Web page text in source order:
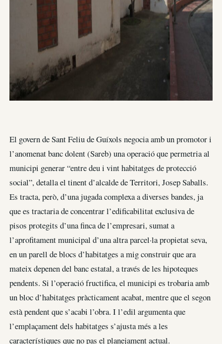
El govern de Sant Feliu de Guíxols negocia amb un promotor i
l’anomenat banc dolent (Sareb) una operació que permetria al
municipi generar “entre deu i vint habitatges de protecció
social”, detalla el tinent d’alcalde de Territori, Josep Saballs.
Es tracta, però, d’una jugada complexa a diverses bandes, ja
que es tractaria de concentrar l’edificabilitat exclusiva de
pisos protegits d’una finca de l’empresari, sumat a
l’aprofitament municipal d’una altra parcel·la propietat seva,
en un parell de blocs d’habitatges a mig construir que ara
mateix depenen del banc estatal, a través de les hipoteques
pendents. Si l’operació fructifica, el municipi es trobaria amb
un bloc d’habitatges pràcticament acabat, mentre que el segon
està pendent que s’acabi l’obra. I l’edil argumenta que
l’emplaçament dels habitatges s’ajusta més a les
característiques que no pas el planejament actual.